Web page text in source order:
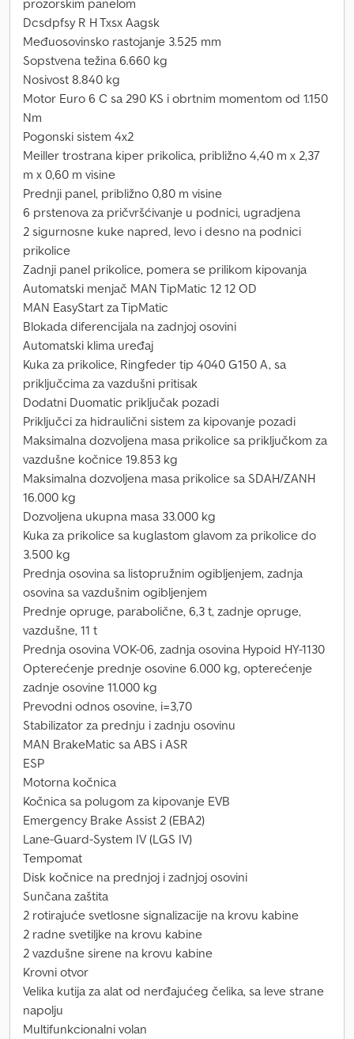
prozorskim panelom
Dcsdpfsy R H Txsx Aagsk
Međuosovinsko rastojanje 3.525 mm
Sopstvena težina 6.660 kg
Nosivost 8.840 kg
Motor Euro 6 C sa 290 KS i obrtnim momentom od 1.150
Nm
Pogonski sistem 4x2
Meiller trostrana kiper prikolica, približno 4,40 m x 2,37
m x 0,60 m visine
Prednji panel, približno 0,80 m visine
6 prstenova za pričvršćivanje u podnici, ugradjena
2 sigurnosne kuke napred, levo i desno na podnici
prikolice
Zadnji panel prikolice, pomera se prilikom kipovanja
Automatski menjač MAN TipMatic 12 12 OD
MAN EasyStart za TipMatic
Blokada diferencijala na zadnjoj osovini
Automatski klima uređaj
Kuka za prikolice, Ringfeder tip 4040 G150 A, sa
priključcima za vazdušni pritisak
Dodatni Duomatic priključak pozadi
Priključci za hidraulični sistem za kipovanje pozadi
Maksimalna dozvoljena masa prikolice sa priključkom za
vazdušne kočnice 19.853 kg
Maksimalna dozvoljena masa prikolice sa SDAH/ZANH
16.000 kg
Dozvoljena ukupna masa 33.000 kg
Kuka za prikolice sa kuglastom glavom za prikolice do
3.500 kg
Prednja osovina sa listopružnim ogibljenjem, zadnja
osovina sa vazdušnim ogibljenjem
Prednje opruge, parabolične, 6,3 t, zadnje opruge,
vazdušne, 11 t
Prednja osovina VOK-06, zadnja osovina Hypoid HY-1130
Opterećenje prednje osovine 6.000 kg, opterećenje
zadnje osovine 11.000 kg
Prevodni odnos osovine, i=3,70
Stabilizator za prednju i zadnju osovinu
MAN BrakeMatic sa ABS i ASR
ESP
Motorna kočnica
Kočnica sa polugom za kipovanje EVB
Emergency Brake Assist 2 (EBA2)
Lane-Guard-System IV (LGS IV)
Tempomat
Disk kočnice na prednjoj i zadnjoj osovini
Sunčana zaštita
2 rotirajuće svetlosne signalizacije na krovu kabine
2 radne svetiljke na krovu kabine
2 vazdušne sirene na krovu kabine
Krovni otvor
Velika kutija za alat od nerđajućeg čelika, sa leve strane
napolju
Multifunkcionalni volan